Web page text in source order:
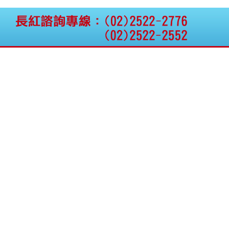
碩通散熱股份有限公司
公告向關係人取得使用
權資產
仁新醫藥:代重要子公司
BeliteBio,Inc公告受邀參